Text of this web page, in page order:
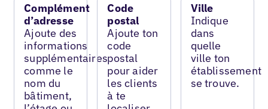
Complément
d’adresse
Ajoute des
informations
supplémentaires
comme le
nom du
bâtiment,
Code
postal
Ajoute ton
code
postal
pour aider
les clients
à te
Ville
Indique
dans
quelle
ville ton
établissement
se trouve.